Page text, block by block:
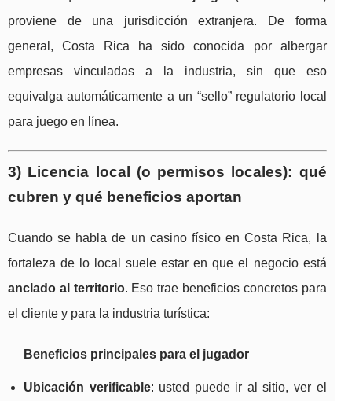
proviene de una jurisdicción extranjera. De forma
general, Costa Rica ha sido conocida por albergar
empresas vinculadas a la industria, sin que eso
equivalga automáticamente a un “sello” regulatorio local
para juego en línea.
3) Licencia local (o permisos locales): qué
cubren y qué beneficios aportan
Cuando se habla de un casino físico en Costa Rica, la
fortaleza de lo local suele estar en que el negocio está
anclado al territorio. Eso trae beneficios concretos para
el cliente y para la industria turística:
Beneficios principales para el jugador
Ubicación verificable: usted puede ir al sitio, ver el